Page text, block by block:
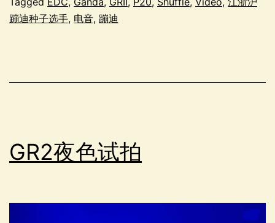
蹦迪种子选手, 电音, 蹦迪
GR2夜色试拍